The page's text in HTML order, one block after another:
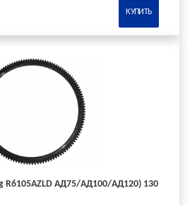
КУПИТЬ
R6105AZLD АД75/АД100/АД120) 130